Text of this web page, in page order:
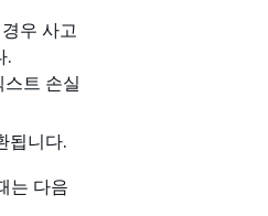
우 사고
.
트 손실
됩니다.
는 다음